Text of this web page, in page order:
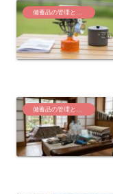
備蓄品の管理と食品の安全
備蓄品の管理と食品の安全